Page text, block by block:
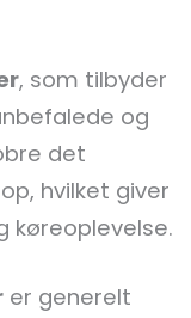
, som tilbyder
og
det
hvilket giver
køreoplevelse.
er generelt